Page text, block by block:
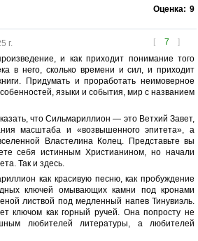
Оценка: 9
[ 7 ]
г.
и как приходит понимание того
в него, сколько времени и сил, и приходит
Придумать и проработать неимоверное
языки и события, мир с названием
что Сильмариллион — это Ветхий Завет,
масштаба и «возвышенного эпитета», а
Властелина Колец. Представьте вы
себя истинным Христианином, но начали
Так и здесь.
как красивую песню, как пробуждение
ключей омывающих камни под кронами
листвой под медленный напев Тинувиэль.
ключом как горный ручей. Она попросту не
любителей литературы, а любителей